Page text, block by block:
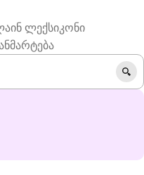
ლექსიკონი